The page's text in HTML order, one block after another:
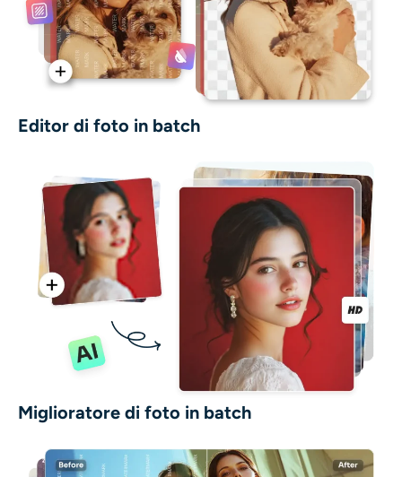
Editor di foto in batch
Miglioratore di foto in batch